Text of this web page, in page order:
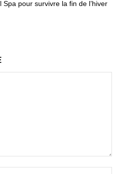
Spa pour survivre la fin de l’hiver